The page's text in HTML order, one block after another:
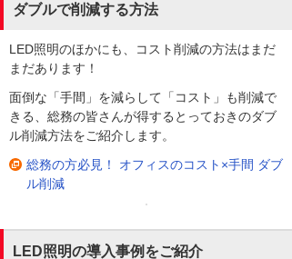
ダブルで削減する方法
LED照明のほかにも、コスト削減の方法はまだ
まだあります！
面倒な「手間」を減らして「コスト」も削減で
きる、総務の皆さんが得するとっておきのダブ
ル削減方法をご紹介します。
総務の方必見！ オフィスのコスト×手間 ダブ
ル削減
LED照明の導入事例をご紹介